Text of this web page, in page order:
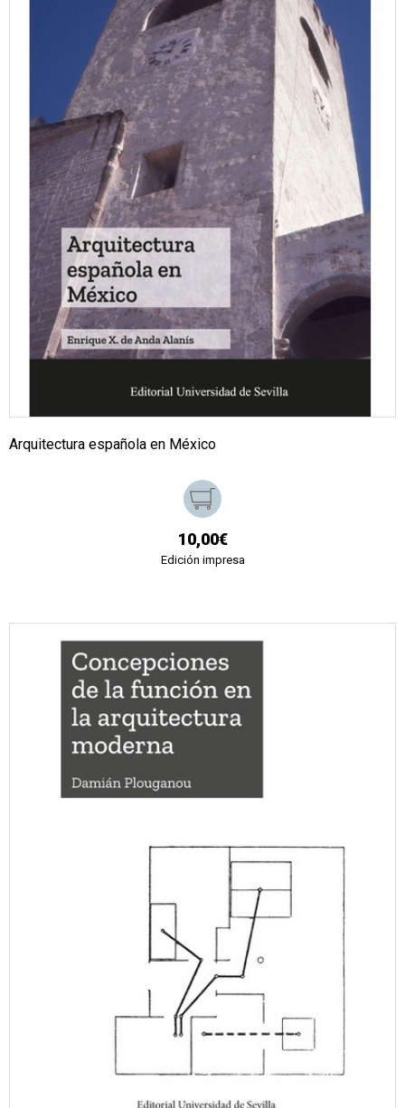
Arquitectura española en México
10,00€
Edición impresa